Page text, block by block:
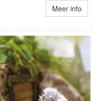
Meer info